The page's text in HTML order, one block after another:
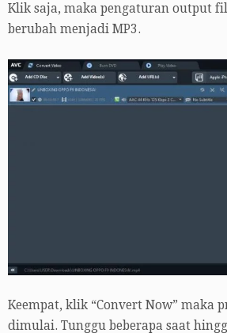
Klik saja, maka pengaturan output
berubah menjadi MP3.
Keempat, klik “Convert Now” maka
dimulai. Tunggu beberapa saat